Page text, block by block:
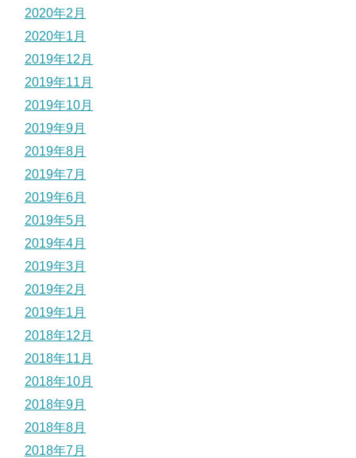
2020年2月
2020年1月
2019年12月
2019年11月
2019年10月
2019年9月
2019年8月
2019年7月
2019年6月
2019年5月
2019年4月
2019年3月
2019年2月
2019年1月
2018年12月
2018年11月
2018年10月
2018年9月
2018年8月
2018年7月